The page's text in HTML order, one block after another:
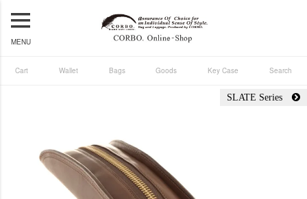
MENU
Cart Wallet Bags Goods Key Case Search
SLATE Series